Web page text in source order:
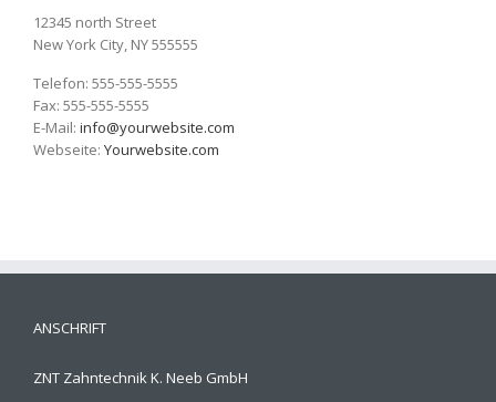
12345 north Street
New York City, NY 555555
Telefon: 555-555-5555
Fax: 555-555-5555
E-Mail: info@yourwebsite.com
Webseite: Yourwebsite.com
ANSCHRIFT
ZNT Zahntechnik K. Neeb GmbH